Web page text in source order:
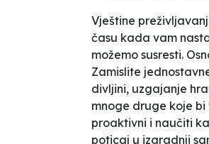
Vještine
času kada vam
možemo susresti.
Zamislite
divljini, uzgajanje
mnoge druge koje
proaktivni i naučiti
poticaj u izgradnji